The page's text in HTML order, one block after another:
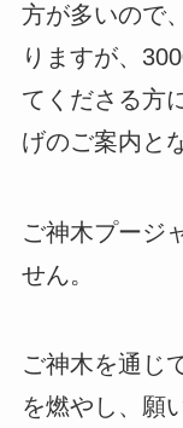
方が多いので
りますが、
てくださる方
げのご案内と
ご神木プージ
せん。
ご神木を通じ
を燃やし、願